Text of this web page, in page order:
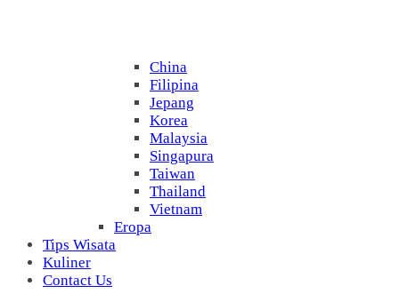
China
Filipina
Jepang
Korea
Malaysia
Singapura
Taiwan
Thailand
Vietnam
Eropa
Tips Wisata
Kuliner
Contact Us